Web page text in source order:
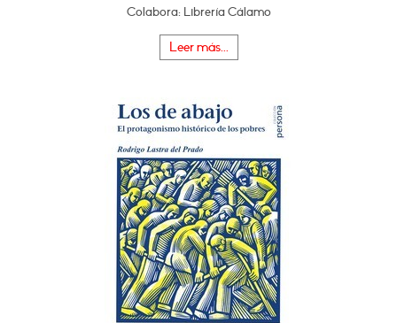
Colabora: Librería Cálamo
Leer más...